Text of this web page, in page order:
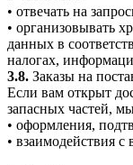
• отвечать на
• организовывать
данных в
налогах,
3.8. Заказы на
Если вам открыт
запасных частей,
• оформления,
• взаимодействия